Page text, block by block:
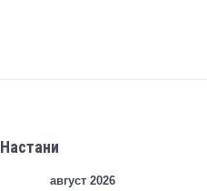
Настани
август 2026